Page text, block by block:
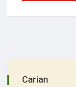
Carian